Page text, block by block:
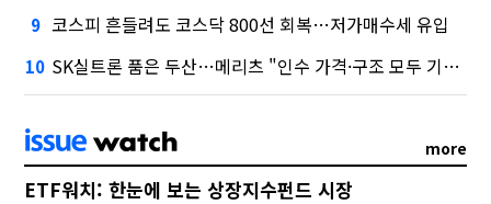
9 코스피 흔들려도 코스닥 800선 회복…저가매수세 유입
10 SK실트론 품은 두산…메리츠 "인수 가격·구조 모두 기대 이상"
more
ETF워치: 한눈에 보는 상장지수펀드 시장